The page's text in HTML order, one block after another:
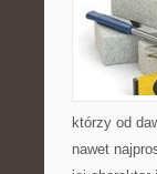
którzy od
nawet